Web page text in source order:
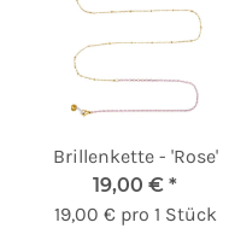
Brillenkette - 'Rose'
19,00 € *
19,00 € pro 1 Stück